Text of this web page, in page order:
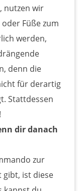
nutzen wir
Füße zum
werden,
denn die
für derartig
Stattdessen
dir danach
zur
gibt, ist diese